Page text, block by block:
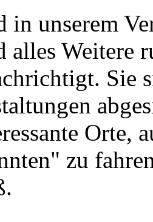
unserem
alles Weitere
Sie
Orte,
zu